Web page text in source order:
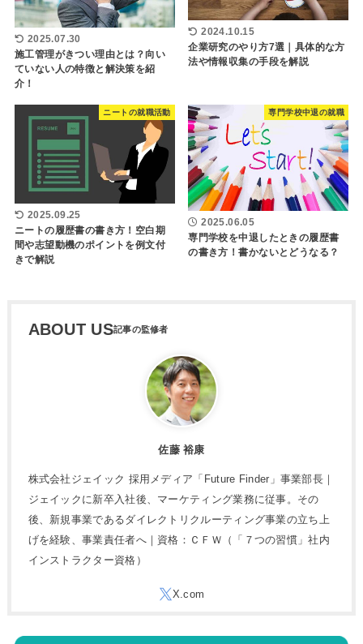
2025.07.30
施工管理がきつい理由とは？向い
ていない人の特徴と解決策を紹
介！
2024.10.15
企業研究のやり方7選｜具体的な方
法や情報収集の手段を解説
ニートの就職活動
2025.09.25
ニートの履歴書の書き方！空白期
間や志望動機のポイントを例文付
きで解説
専門学校中退の就職
2025.06.05
専門学校を中退したときの履歴書
の書き方！書かないとどうなる？
ABOUT US
佐藤 裕康
株式会社ジェイック 採用メディア「Future Finder」事業部長｜
ジェイックに新卒入社後、マーケティング業務に従事。その
後、新規事業であるダイレクトリクルーティング事業の立ち上
げを経験、事業責任者へ｜資格：ＣＦＷ（「７つの習慣」社内
インストラクター資格）